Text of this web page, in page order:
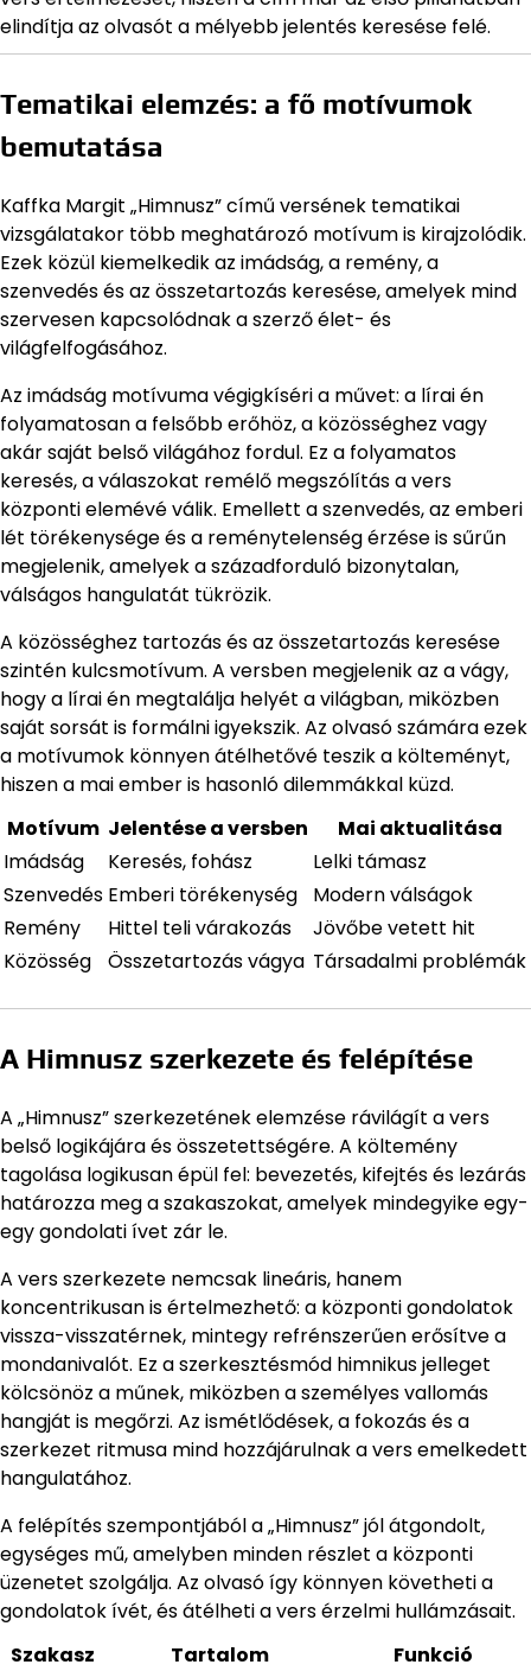
elindítja az olvasót a mélyebb jelentés keresése felé.
Tematikai elemzés: a fő motívumok
bemutatása
Kaffka Margit „Himnusz” című versének tematikai
vizsgálatakor több meghatározó motívum is kirajzolódik.
Ezek közül kiemelkedik az imádság, a remény, a
szenvedés és az összetartozás keresése, amelyek mind
szervesen kapcsolódnak a szerző élet- és
világfelfogásához.
Az imádság motívuma végigkíséri a művet: a lírai én
folyamatosan a felsőbb erőhöz, a közösséghez vagy
akár saját belső világához fordul. Ez a folyamatos
keresés, a válaszokat remélő megszólítás a vers
központi elemévé válik. Emellett a szenvedés, az emberi
lét törékenysége és a reménytelenség érzése is sűrűn
megjelenik, amelyek a századforduló bizonytalan,
válságos hangulatát tükrözik.
A közösséghez tartozás és az összetartozás keresése
szintén kulcsmotívum. A versben megjelenik az a vágy,
hogy a lírai én megtalálja helyét a világban, miközben
saját sorsát is formálni igyekszik. Az olvasó számára ezek
a motívumok könnyen átélhetővé teszik a költeményt,
hiszen a mai ember is hasonló dilemmákkal küzd.
Motívum Jelentése a versben
Mai aktualitása
Imádság
Keresés, fohász
Lelki támasz
Szenvedés Emberi törékenység
Modern válságok
Remény
Hittel teli várakozás
Jövőbe vetett hit
Közösség
Összetartozás vágya Társadalmi problémák
A Himnusz szerkezete és felépítése
A „Himnusz” szerkezetének elemzése rávilágít a vers
belső logikájára és összetettségére. A költemény
tagolása logikusan épül fel: bevezetés, kifejtés és lezárás
határozza meg a szakaszokat, amelyek mindegyike egy-
egy gondolati ívet zár le.
A vers szerkezete nemcsak lineáris, hanem
koncentrikusan is értelmezhető: a központi gondolatok
vissza-visszatérnek, mintegy refrénszerűen erősítve a
mondanivalót. Ez a szerkesztésmód himnikus jelleget
kölcsönöz a műnek, miközben a személyes vallomás
hangját is megőrzi. Az ismétlődések, a fokozás és a
szerkezet ritmusa mind hozzájárulnak a vers emelkedett
hangulatához.
A felépítés szempontjából a „Himnusz” jól átgondolt,
egységes mű, amelyben minden részlet a központi
üzenetet szolgálja. Az olvasó így könnyen követheti a
gondolatok ívét, és átélheti a vers érzelmi hullámzásait.
Szakasz
Tartalom Funkció